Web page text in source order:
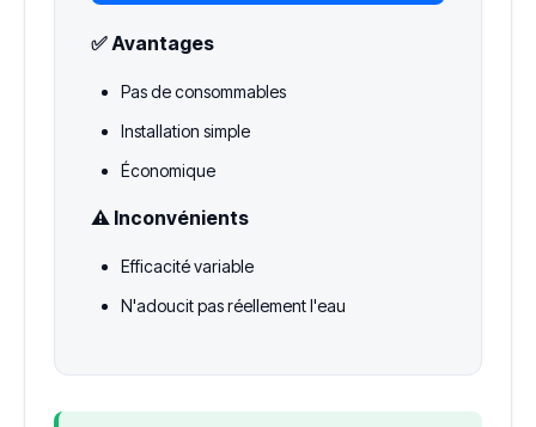
✅ Avantages
Pas de consommables
Installation simple
Économique
⚠️ Inconvénients
Efficacité variable
N'adoucit pas réellement l'eau